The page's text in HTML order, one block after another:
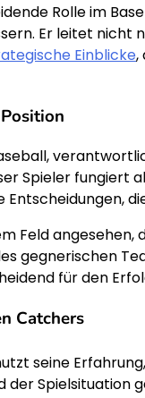
Rolle im
Er leitet nicht
Einblicke,
Spieler fungiert
Feld angesehen,
gegnerischen
für den
Catchers
seine
der Spielsituation